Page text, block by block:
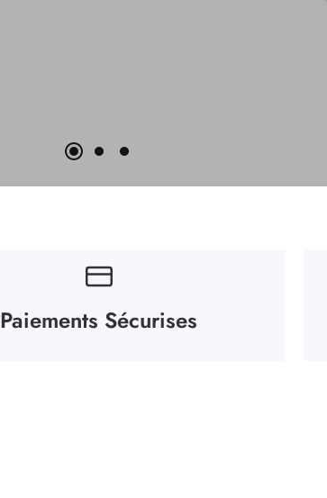
Paiements Sécurises